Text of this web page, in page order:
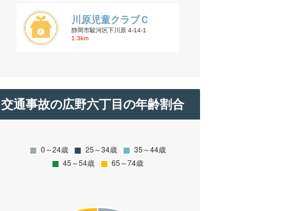
川原児童クラブＣ
静岡市駿河区下川原 4-14-1
1.3km
交通事故の広野六丁目の年齢割合